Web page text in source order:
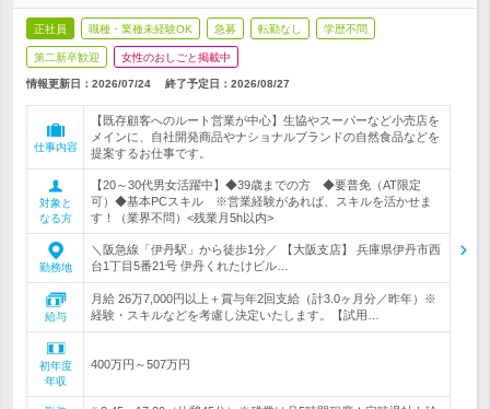
正社員 職種・業種未経験OK 急募 転勤なし 学歴不問
第二新卒歓迎 女性のおしごと掲載中
情報更新日：2026/07/24 終了予定日： 2026/08/27
仕事内容
【既存顧客へのルート営業が中心】生協やスーパーなど小売店を
メインに、自社開発商品やナショナルブランドの自然食品などを
提案するお仕事です。
対象と
なる方
【20～30代男女活躍中】◆39歳までの方 ◆要普免（AT限定
可）◆基本PCスキル ※営業経験があれば、スキルを活かせま
す！（業界不問）<残業月5h以内>
勤務地
＼阪急線「伊丹駅」から徒歩1分／ 【大阪支店】 兵庫県伊丹市西
台1丁目5番21号 伊丹くれたけビル…
給与
月給 26万7,000円以上＋賞与年2回支給（計3.0ヶ月分／昨年）※
経験・スキルなどを考慮し決定いたします。【試用…
初年度
年収
400万円～507万円